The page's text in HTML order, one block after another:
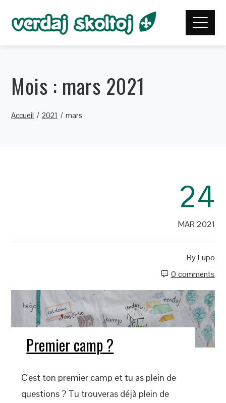
Mois : mars 2021
Accueil 2021 mars
24
MAR 2021
ByLupo
0 comments
Premier camp ?
C'est ton premier camp et tu as plein de
questions ? Tu trouveras déjà plein de